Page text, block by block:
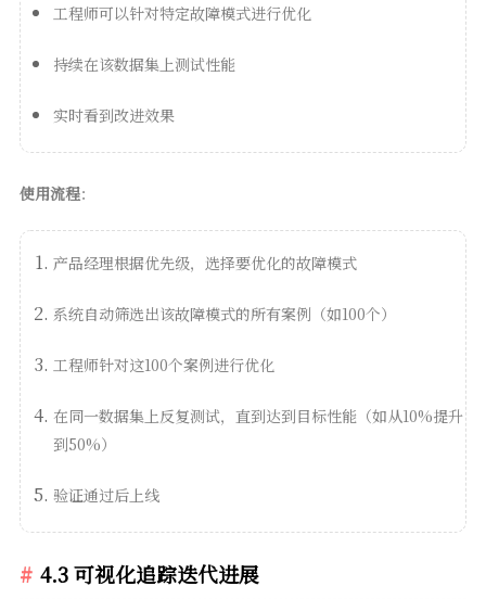
工程师可以针对特定故障模式进行优化
持续在该数据集上测试性能
实时看到改进效果
使用流程：
产品经理根据优先级，选择要优化的故障模式
系统自动筛选出该故障模式的所有案例（如100个）
工程师针对这100个案例进行优化
在同一数据集上反复测试，直到达到目标性能（如从10%提升
到50%）
验证通过后上线
4.3 可视化追踪迭代进展